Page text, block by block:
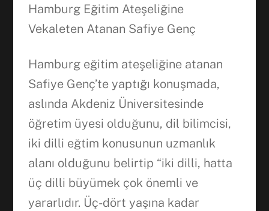
Hamburg Eğitim Ateşeliğine
Vekaleten Atanan Safiye Genç
Hamburg eğitim ateşeliğine atanan
Safiye Genç’te yaptığı konuşmada,
aslında Akdeniz Üniversitesinde
öğretim üyesi olduğunu, dil bilimcisi,
iki dilli eğtim konusunun uzmanlık
alanı olduğunu belirtip “iki dilli, hatta
üç dilli büyümek çok önemli ve
yararlıdır. Üç-dört yaşına kadar